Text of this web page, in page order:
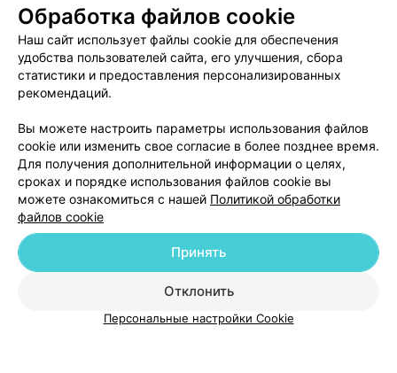
О проекте Новости проекта
Размещение рекламы
Медицинский маркетинг
Публичный договор
Пользовательское соглашение
Способы оплаты
Вакансии
Партнеры
Написать в поддержку
Персональные настройки cookie
Обработка персональных данных
г. Минск, улица Толбухина, 2, пом. 16 | help@103.by
ВЫ ВЛАДЕЛЕЦ?
Обработка файлов cookie
Наш сайт использует файлы cookie для обеспечения
удобства пользователей сайта, его улучшения, сбора
статистики и предоставления персонализированных
рекомендаций.
Вы можете настроить параметры использования файлов
cookie или изменить свое согласие в более позднее время.
Для получения дополнительной информации о целях,
сроках и порядке использования файлов cookie вы
можете ознакомиться с нашей Политикой обработки
файлов cookie
Отклонить
Принять
Персональные настройки Cookie